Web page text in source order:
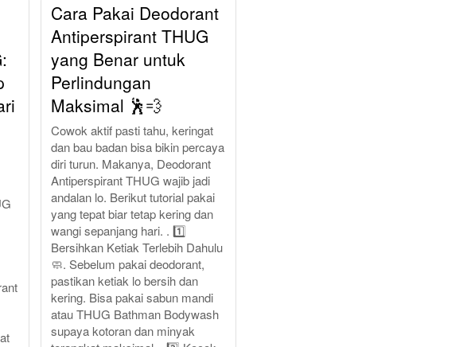
Cara Pakai Deodorant
Antiperspirant THUG
yang Benar untuk
Perlindungan
Maksimal 🕺💨
Cowok aktif pasti tahu, keringat
dan bau badan bisa bikin percaya
diri turun. Makanya, Deodorant
Antiperspirant THUG wajib jadi
andalan lo. Berikut tutorial pakai
yang tepat biar tetap kering dan
wangi sepanjang hari. . 1️⃣
Bersihkan Ketiak Terlebih Dahulu
🧼. Sebelum pakai deodorant,
pastikan ketiak lo bersih dan
kering. Bisa pakai sabun mandi
atau THUG Bathman Bodywash
supaya kotoran dan minyak